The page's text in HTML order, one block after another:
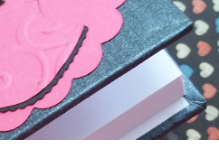
um email para
Caso prefira, envie uma mensagem